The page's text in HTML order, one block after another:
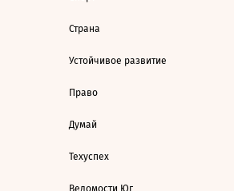
Страна
Устойчивое развитие
Право
Думай
Техуспех
Ведомости Юг